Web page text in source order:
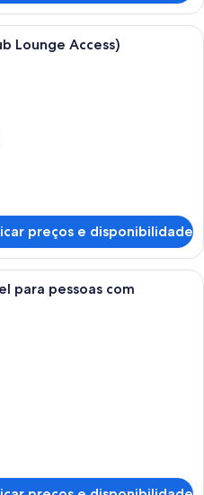
Quarto de hotel com escrivaninha,
Lounge Access)
preços e disponibilidade
Quarto de hotel com uma cama
para pessoas com